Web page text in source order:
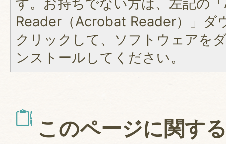
Reader（Acrobat Reader）」ダ
クリックして、ソフトウェアを
ンストールしてください。
このページに関す